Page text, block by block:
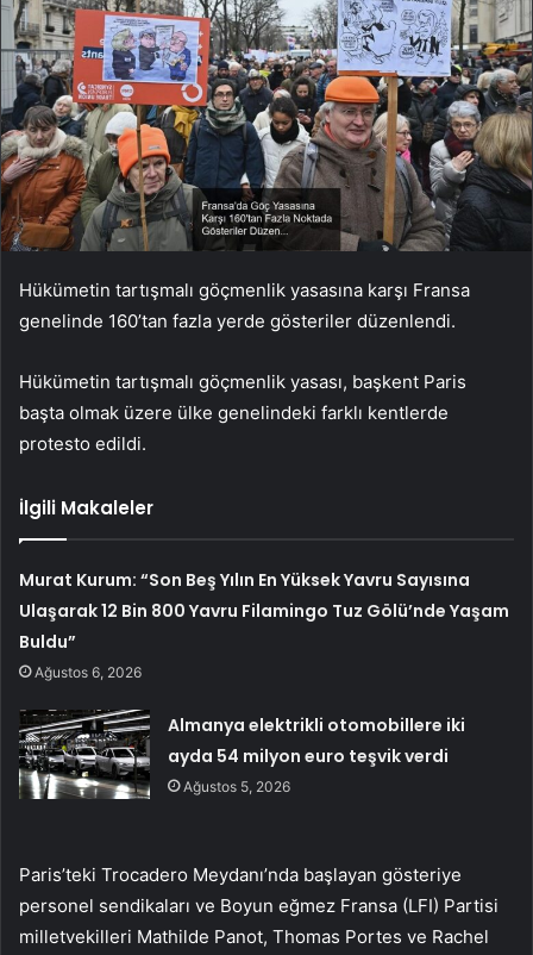
Hükümetin tartışmalı göçmenlik yasasına karşı Fransa
genelinde 160’tan fazla yerde gösteriler düzenlendi.
Hükümetin tartışmalı göçmenlik yasası, başkent Paris
başta olmak üzere ülke genelindeki farklı kentlerde
protesto edildi.
İlgili Makaleler
Murat Kurum: “Son Beş Yılın En Yüksek Yavru Sayısına
Ulaşarak 12 Bin 800 Yavru Filamingo Tuz Gölü’nde Yaşam
Buldu”
Ağustos 6, 2026
Almanya elektrikli otomobillere iki
ayda 54 milyon euro teşvik verdi
Ağustos 5, 2026
Paris’teki Trocadero Meydanı’nda başlayan gösteriye
personel sendikaları ve Boyun eğmez Fransa (LFI) Partisi
milletvekilleri Mathilde Panot, Thomas Portes ve Rachel